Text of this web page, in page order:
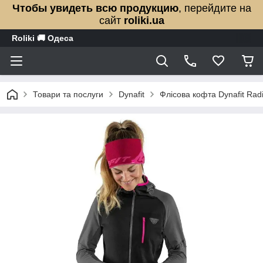
Чтобы увидеть всю продукцию, перейдите на
сайт roliki.ua
Roliki 🚚 Одеса
Товари та послуги Dynafit Флісова кофта Dynafit